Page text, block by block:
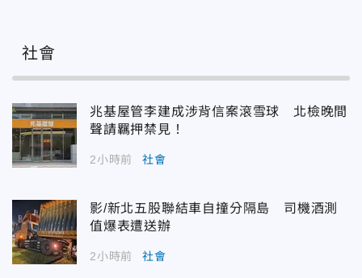
社會
兆基屋管李建成涉背信案滾雪球 北檢晚間
聲請羈押禁見！
2小時前 社會
影/新北五股聯結車自撞分隔島 司機酒測
值爆表遭送辦
2小時前 社會